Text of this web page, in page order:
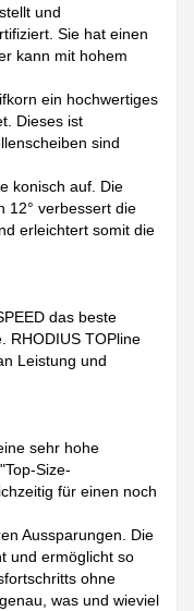
und
Sie hat einen
kann mit hohem
ein hochwertiges
Dieses ist
sind
konisch auf. Die
12° verbessert die
erleichtert somit die
das beste
RHODIUS TOPline
Leistung und
sehr hohe
Size-
für einen noch
Aussparungen. Die
und ermöglicht so
ohne
was und wieviel